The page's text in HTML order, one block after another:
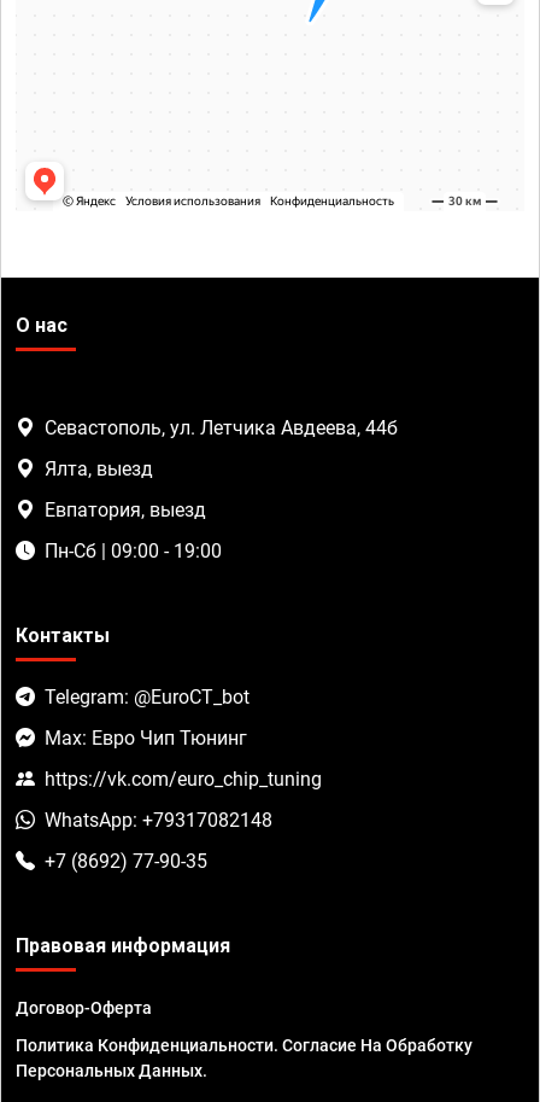
О нас
Севастополь, ул. Летчика Авдеева, 44б
Ялта, выезд
Евпатория, выезд
Пн-Сб | 09:00 - 19:00
Контакты
Telegram: @EuroCT_bot
Max: Евро Чип Тюнинг
https://vk.com/euro_chip_tuning
WhatsApp: +79317082148
+7 (8692) 77-90-35
Правовая информация
Договор-Оферта
Политика Конфиденциальности. Согласие На Обработку
Персональных Данных.